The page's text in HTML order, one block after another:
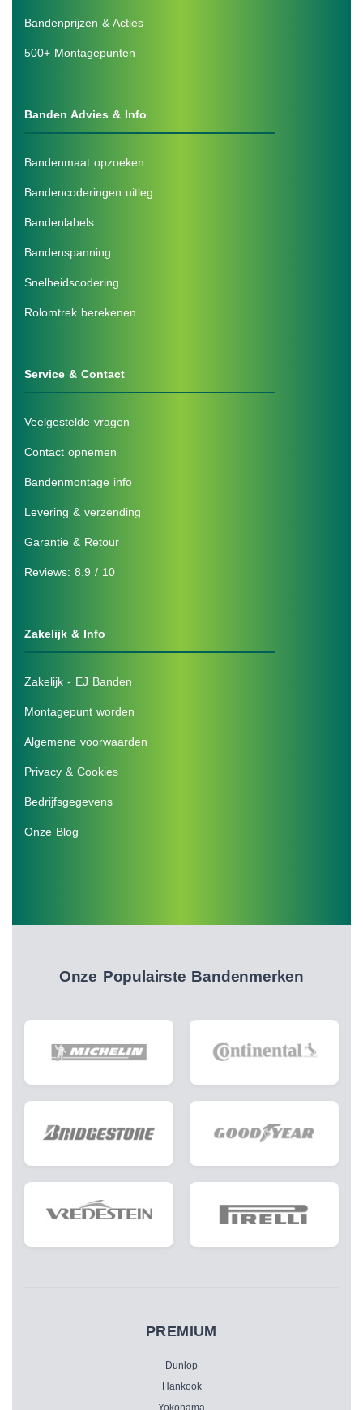
Bandenprijzen & Acties
500+ Montagepunten
Banden Advies & Info
Bandenmaat opzoeken
Bandencoderingen uitleg
Bandenlabels
Bandenspanning
Snelheidscodering
Rolomtrek berekenen
Service & Contact
Veelgestelde vragen
Contact opnemen
Bandenmontage info
Levering & verzending
Garantie & Retour
Reviews: 8.9 / 10
Zakelijk & Info
Zakelijk - EJ Banden
Montagepunt worden
Algemene voorwaarden
Privacy & Cookies
Bedrijfsgegevens
Onze Blog
Onze Populairste Bandenmerken
PREMIUM
Dunlop
Hankook
Yokohama